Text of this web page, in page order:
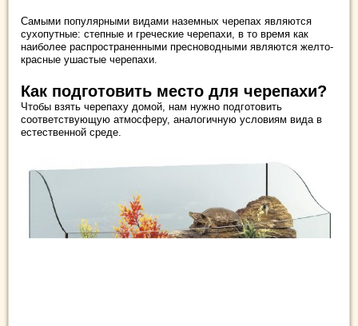
Самыми популярными видами наземных черепах являются
сухопутные: степные и греческие черепахи, в то время как
наиболее распространенными пресноводными являются желто-
красные ушастые черепахи.
Как подготовить место для черепахи?
Чтобы взять черепаху домой, нам нужно подготовить
соответствующую атмосферу, аналогичную условиям вида в
естественной среде.